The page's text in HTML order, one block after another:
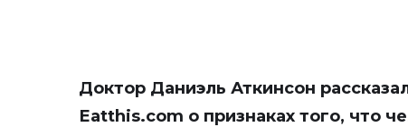
Доктор Даниэль Аткинсон
Еatthis.com о признаках того, что